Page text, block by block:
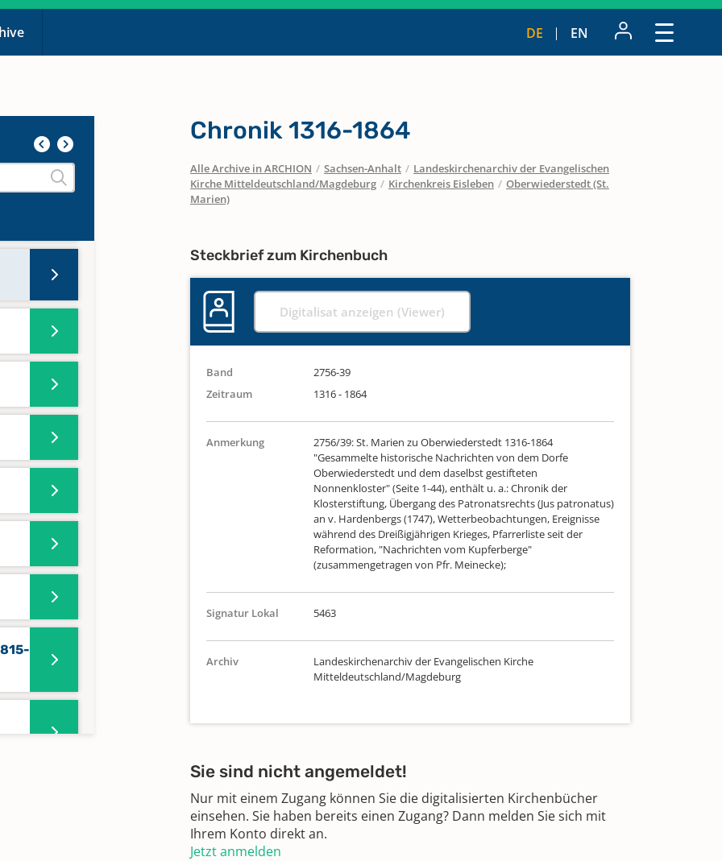
DE EN
Chronik 1316-1864
Alle Archive in ARCHION / Sachsen-Anhalt / Landeskirchenarchiv der Evangelischen
Kirche Mitteldeutschland/Magdeburg / Kirchenkreis Eisleben / Oberwiederstedt (St.
Marien)
Steckbrief zum Kirchenbuch
Digitalisat anzeigen (Viewer)
Band
2756-39
Zeitraum
1316 - 1864
Anmerkung
2756/39: St. Marien zu Oberwiederstedt 1316-1864
"Gesammelte historische Nachrichten von dem Dorfe
Oberwiederstedt und dem daselbst gestifteten
Nonnenkloster" (Seite 1-44), enthält u. a.: Chronik der
Klosterstiftung, Übergang des Patronatsrechts (Jus patronatus)
an v. Hardenbergs (1747), Wetterbeobachtungen, Ereignisse
während des Dreißigjährigen Krieges, Pfarrerliste seit der
Reformation, "Nachrichten vom Kupferberge"
(zusammengetragen von Pfr. Meinecke);
Signatur Lokal 5463
Archiv
Landeskirchenarchiv der Evangelischen Kirche
Mitteldeutschland/Magdeburg
Sie sind nicht angemeldet!
Nur mit einem Zugang können Sie die digitalisierten Kirchenbücher
einsehen. Sie haben bereits einen Zugang? Dann melden Sie sich mit
Ihrem Konto direkt an.
Jetzt anmelden